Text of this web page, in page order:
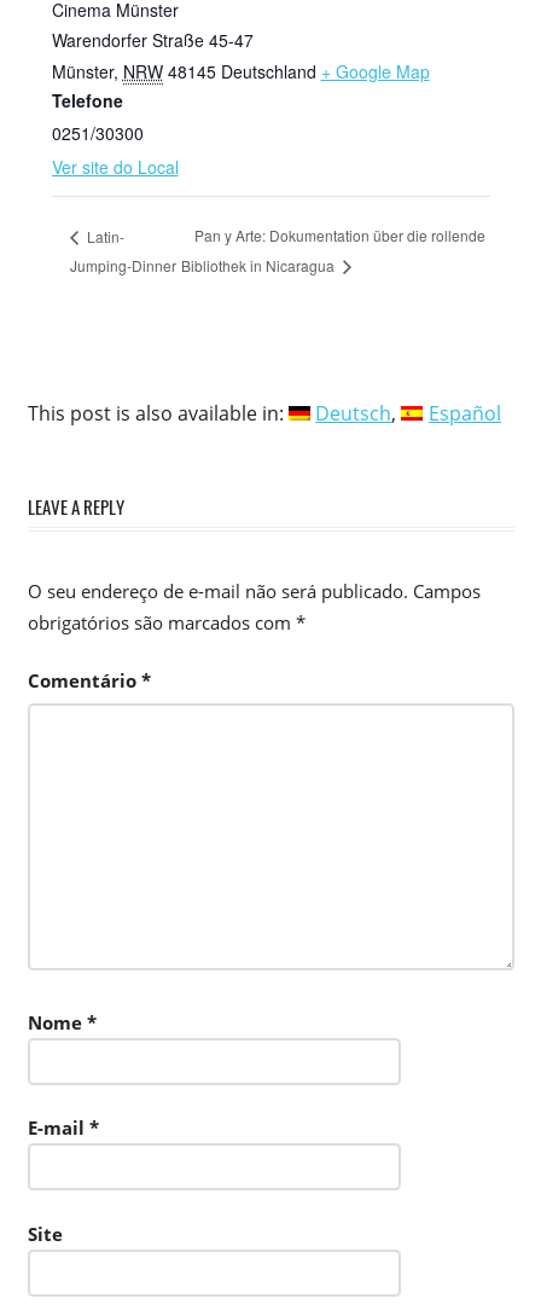
Cinema Münster
Warendorfer Straße 45-47
Münster, NRW 48145 Deutschland + Google Map
Telefone
0251/30300
Ver site do Local
Latin-
Jumping-Dinner
Pan y Arte: Dokumentation über die rollende
Bibliothek in Nicaragua
This post is also available in: Deutsch Español
LEAVE A REPLY
O seu endereço de e-mail não será publicado. Campos
obrigatórios são marcados com *
Comentário *
Nome *
E-mail *
Site